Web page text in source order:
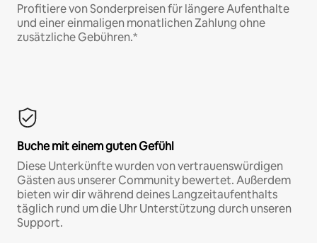
Profitiere von Sonderpreisen für längere Aufenthalte
und einer einmaligen monatlichen Zahlung ohne
zusätzliche Gebühren.*
Buche mit einem guten Gefühl
Diese Unterkünfte wurden von vertrauenswürdigen
Gästen aus unserer Community bewertet. Außerdem
bieten wir dir während deines Langzeitaufenthalts
täglich rund um die Uhr Unterstützung durch unseren
Support.